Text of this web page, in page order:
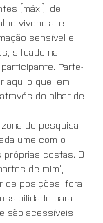
(máx.), de
vivencial e
sensível e
situado na
Parte-
aquilo que, em
do olhar de
de pesquisa
ume com o
costas. O
de mim’,
de posições ‘fora
para
são acessíveis